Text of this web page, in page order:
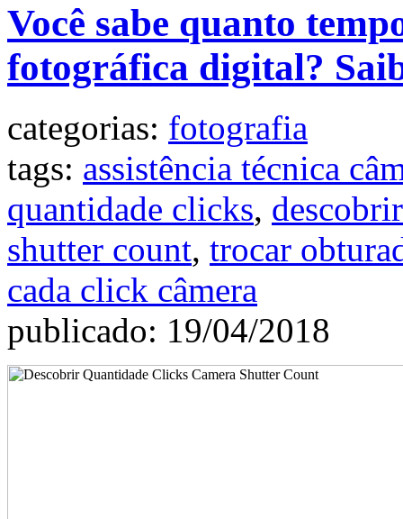
Você sabe quanto
fotográfica digital?
categorias: fotografia
tags: assistência técnica
quantidade clicks,
shutter count, trocar
cada click câmera
publicado: 19/04/2018